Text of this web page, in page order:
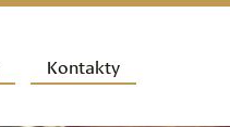
Kontakty